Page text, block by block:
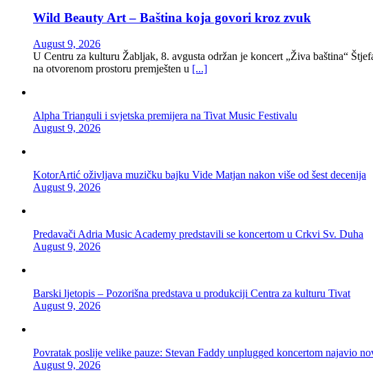
Wild Beauty Art – Baština koja govori kroz zvuk
August 9, 2026
U Centru za kulturu Žabljak, 8. avgusta održan je koncert „Živa baština“
na otvorenom prostoru premješten u [...]
Alpha Trianguli i svjetska premijera na Tivat Music Festivalu
August 9, 2026
KotorArtić oživljava muzičku bajku Vide Matjan nakon više od šest decenija
August 9, 2026
Predavači Adria Music Academy predstavili se koncertom u Crkvi Sv. Duha
August 9, 2026
Barski ljetopis – Pozorišna predstava u produkciji Centra za kulturu Tivat
August 9, 2026
Povratak poslije velike pauze: Stevan Faddy unplugged koncertom najavio
August 9, 2026